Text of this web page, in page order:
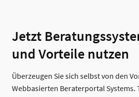
Jetzt
und Vorteile nutzen
Überzeugen Sie sich selbst von den
Webbasierten Beraterportal Systems.